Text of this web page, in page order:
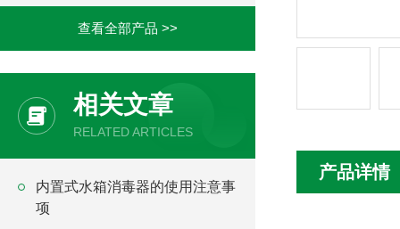
查看全部产品 >>
相关文章
RELATED ARTICLES
内置式水箱消毒器的使用注意事
项
产品详情